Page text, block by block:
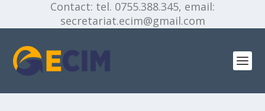
Contact: tel. 0755.388.345, email:
secretariat.ecim@gmail.com